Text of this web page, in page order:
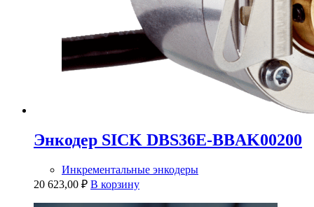
Энкодер SICK DBS36E-BBAK00200
Инкрементальные энкодеры
20 623,00 ₽ В корзину